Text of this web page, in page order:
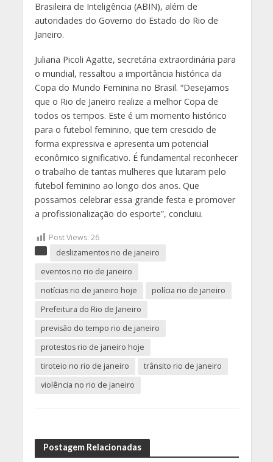
Brasileira de Inteligência (ABIN), além de
autoridades do Governo do Estado do Rio de
Janeiro.
Juliana Picoli Agatte, secretária extraordinária para
o mundial, ressaltou a importância histórica da
Copa do Mundo Feminina no Brasil. “Desejamos
que o Rio de Janeiro realize a melhor Copa de
todos os tempos. Este é um momento histórico
para o futebol feminino, que tem crescido de
forma expressiva e apresenta um potencial
econômico significativo. É fundamental reconhecer
o trabalho de tantas mulheres que lutaram pelo
futebol feminino ao longo dos anos. Que
possamos celebrar essa grande festa e promover
a profissionalização do esporte”, concluiu.
Post Views: 26
deslizamentos rio de janeiro
eventos no rio de janeiro
notícias rio de janeiro hoje
polícia rio de janeiro
Prefeitura do Rio de Janeiro
previsão do tempo rio de janeiro
protestos rio de janeiro hoje
tiroteio no rio de janeiro
trânsito rio de janeiro
violência no rio de janeiro
Postagem Relacionadas